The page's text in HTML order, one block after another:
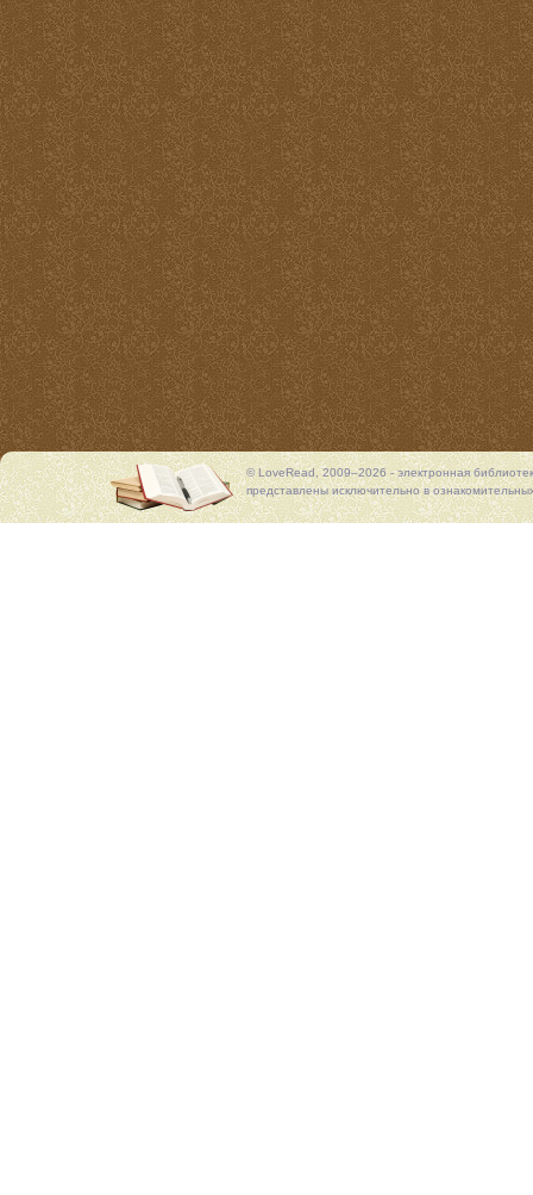
© LoveRead, 2009–2026 - электронная
представлены исключительно в